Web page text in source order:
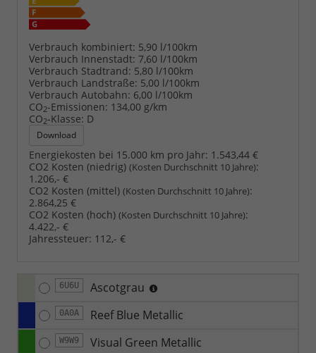
Verbrauch kombiniert: 5,90 l/100km
Verbrauch Innenstadt: 7,60 l/100km
Verbrauch Stadtrand: 5,80 l/100km
Verbrauch Landstraße: 5,00 l/100km
Verbrauch Autobahn: 6,00 l/100km
CO2-Emissionen: 134,00 g/km
CO2-Klasse: D
Download
Energiekosten bei 15.000 km pro Jahr: 1.543,44 €
CO2 Kosten (niedrig) (Kosten Durchschnitt 10 Jahre):
1.206,- €
CO2 Kosten (mittel) (Kosten Durchschnitt 10 Jahre):
2.864,25 €
CO2 Kosten (hoch) (Kosten Durchschnitt 10 Jahre):
4.422,- €
Jahressteuer: 112,- €
6U6U Ascotgrau
0A0A Reef Blue Metallic
W9W9 Visual Green Metallic